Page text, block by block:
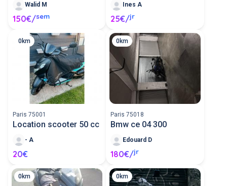
Walid M
150€/sem
Ines A
25€/jr
0km
Paris 75001
Location scooter 50 cc
- A
20€
0km
Paris 75018
Bmw ce 04 300
Edouard D
180€/jr
0km 0km